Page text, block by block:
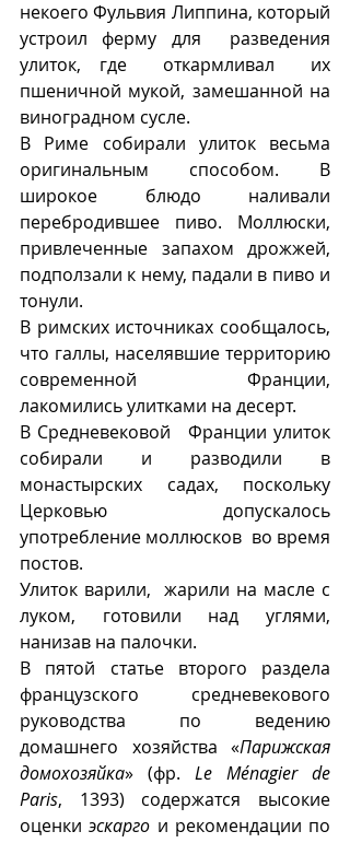
некоего Фульвия Липпина, который
устроил ферму для  разведения
улиток, где  откармливал  их
пшеничной мукой, замешанной на
виноградном сусле.
В Риме собирали улиток весьма
оригинальным способом. В
широкое блюдо наливали
перебродившее пиво. Моллюски,
привлеченные запахом дрожжей,
подползали к нему, падали в пиво и
тонули.
В римских источниках сообщалось,
что галлы, населявшие территорию
современной Франции,
лакомились улитками на десерт.
В Средневековой   Франции улиток
собирали и разводили в
монастырских садах, поскольку
Церковью допускалось
употребление моллюсков  во время
постов.
Улиток варили,  жарили на масле с
луком, готовили над углями,
нанизав на палочки.
В пятой статье второго раздела
французского средневекового
руководства по ведению
домашнего хозяйства «Парижская
домохозяйка» (фр. Le Ménagier de
Paris, 1393) содержатся высокие
оценки эскарго и рекомендации по